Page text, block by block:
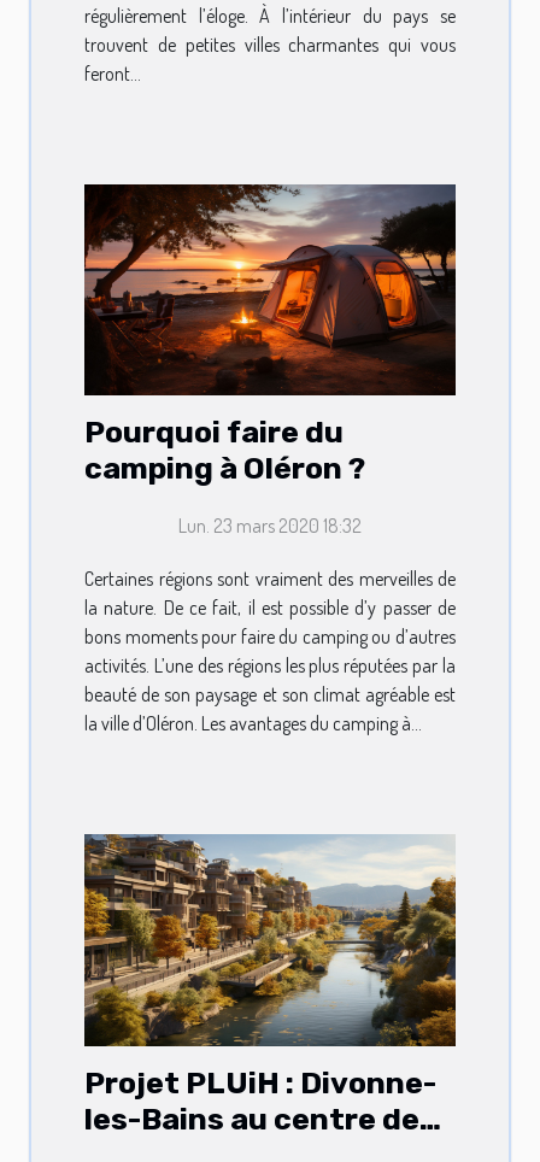
régulièrement l’éloge. À l’intérieur du pays se
trouvent de petites villes charmantes qui vous
feront...
Pourquoi faire du
camping à Oléron ?
Lun. 23 mars 2020 18:32
Certaines régions sont vraiment des merveilles de
la nature. De ce fait, il est possible d’y passer de
bons moments pour faire du camping ou d’autres
activités. L’une des régions les plus réputées par la
beauté de son paysage et son climat agréable est
la ville d’Oléron. Les avantages du camping à...
Projet PLUiH : Divonne-
les-Bains au centre de